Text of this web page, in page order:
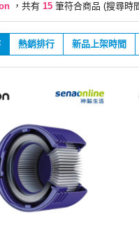
，共有 15 筆符合商品 (搜尋時
熱銷排行 新品上架時間